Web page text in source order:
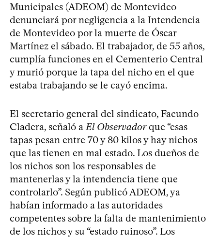
Municipales (ADEOM) de Montevideo
denunciará por negligencia a la Intendencia
de Montevideo por la muerte de Óscar
Martínez el sábado. El trabajador, de 55 años,
cumplía funciones en el Cementerio Central
y murió porque la tapa del nicho en el que
estaba trabajando se le cayó encima.
El secretario general del sindicato, Facundo
Cladera, señaló aEl Observadorque “esas
tapas pesan entre 70 y 80 kilos y hay nichos
que las tienen en mal estado. Los dueños de
los nichos son los responsables de
mantenerlas y la intendencia tiene que
controlarlo”. Según publicó ADEOM, ya
habían informado a las autoridades
competentes sobre la falta de mantenimiento
de los nichos y su “estado ruinoso”. Los